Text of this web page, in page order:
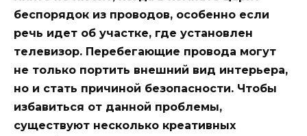
беспорядок из проводов, особенно если
речь идет об участке, где установлен
телевизор. Перебегающие провода могут
не только портить внешний вид интерьера,
но и стать причиной безопасности. Чтобы
избавиться от данной проблемы,
существуют несколько креативных